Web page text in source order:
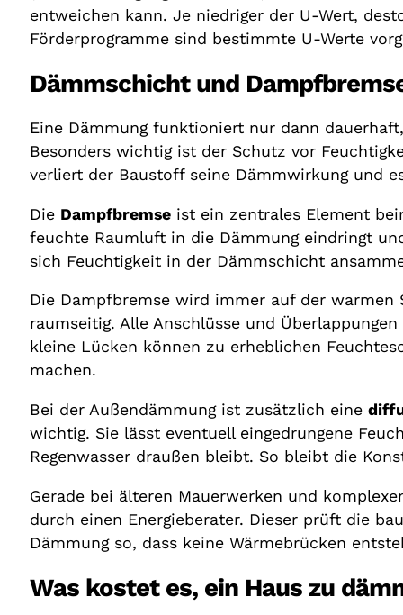
entweichen kann. Je niedriger der U-Wert,
Förderprogramme sind bestimmte U-Werte
Dämmschicht und
Eine Dämmung funktioniert nur dann
Besonders wichtig ist der Schutz vor
verliert der Baustoff seine Dämmwirkung und
Die Dampfbremseist ein zentrales Element
feuchte Raumluft in die Dämmung eindringt
sich Feuchtigkeit in der Dämmschicht
Die Dampfbremse wird immer auf der warmen
raumseitig. Alle Anschlüsse und
kleine Lücken können zu erheblichen
machen.
Bei der Außendämmung ist zusätzlich eine
wichtig. Sie lässt eventuell eingedrungene
Regenwasser draußen bleibt. So bleibt die
Gerade bei älteren Mauerwerken und
durch einen Energieberater. Dieser prüft die
Dämmung so, dass keine Wärmebrücken
Was kostet es, ein Haus zu